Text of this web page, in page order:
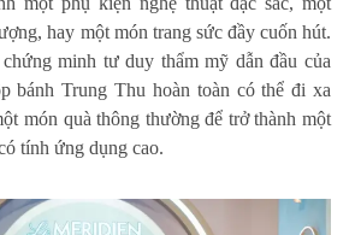
hay một món trang sức đầy cuốn hút.
minh tư duy thẩm mỹ dẫn đầu của
bánh Trung Thu hoàn toàn có thể đi xa
món quà thông thường để trở thành một
tính ứng dụng cao.